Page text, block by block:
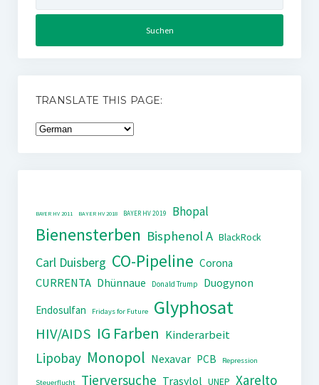
TRANSLATE THIS PAGE:
BAYER HV 2011 BAYER HV 2018 BAYER HV 2019 Bhopal
Bienensterben Bisphenol A BlackRock
Carl Duisberg CO-Pipeline Corona
CURRENTA Dhünnaue Donald Trump
Duogynon
Endosulfan
Fridays for Future Glyphosat
HIV/AIDS IG Farben Kinderarbeit
Lipobay Monopol Nexavar PCB Repression
Steuerflucht Tierversuche Trasylol UNEP Xarelto